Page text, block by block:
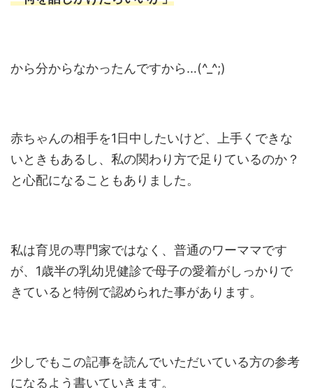
から分からなかったんですから…(^_^;)
赤ちゃんの相手を1日中したいけど、上手くできな
いときもあるし、私の関わり方で足りているのか？
と心配になることもありました。
私は育児の専門家ではなく、普通のワーママです
が、1歳半の乳幼児健診で母子の愛着がしっかりで
きていると特例で認められた事があります。
少しでもこの記事を読んでいただいている方の参考
になるよう書いていきます。